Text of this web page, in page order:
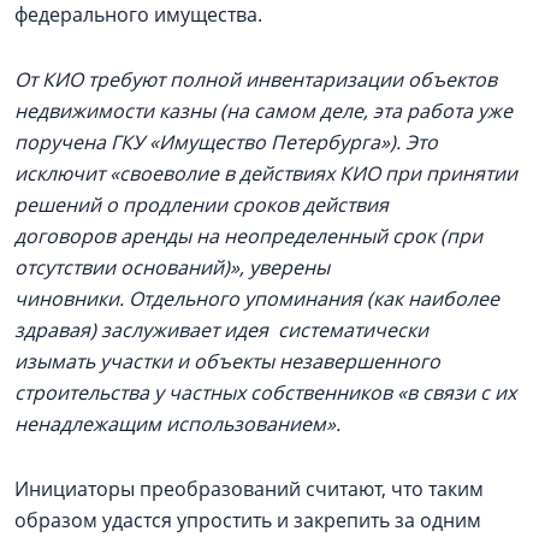
федерального имущества.
ОтКИО требуют полной инвентаризации объектов
недвижимости казны (на самом деле, эта работа уже
поручена ГКУ «Имущество Петербурга»). Это
исключит «своеволие в действиях КИО при принятии
решений о продлении сроков действия
договоров аренды на неопределенный срок (при
отсутствии оснований)», уверены
чиновники. Отдельного упоминания (как наиболее
здравая) заслуживает идея систематически
изымать участки и объекты незавершенного
строительства у частных собственников «в связи с их
ненадлежащим использованием».
Инициаторы преобразований считают, что таким
образом удастся упростить и закрепить за одним